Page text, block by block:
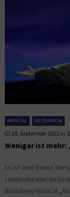
MUSICAL REZENSION
20. September 2022 by
Weniger ist mehr:
Es ist eine kleine
Landestheater im
Broadway-Musical